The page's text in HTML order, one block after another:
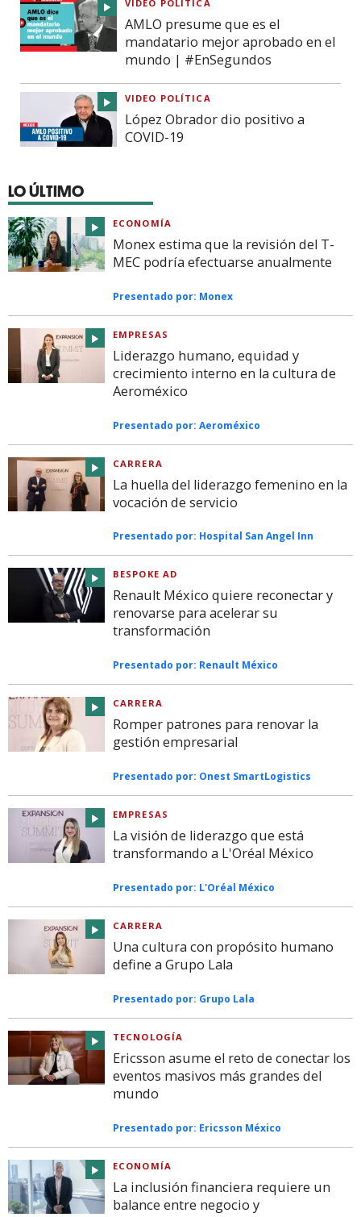
VIDEO POLÍTICA
AMLO presume que es el
mandatario mejor aprobado en el
mundo | #EnSegundos
VIDEO POLÍTICA
López Obrador dio positivo a
COVID-19
LO ÚLTIMO
ECONOMÍA
Monex estima que la revisión del T-
MEC podría efectuarse anualmente
Presentado por: Monex
EMPRESAS
Liderazgo humano, equidad y
crecimiento interno en la cultura de
Aeroméxico
Presentado por: Aeroméxico
CARRERA
La huella del liderazgo femenino en la
vocación de servicio
Presentado por: Hospital San Angel Inn
BESPOKE AD
Renault México quiere reconectar y
renovarse para acelerar su
transformación
Presentado por: Renault México
CARRERA
Romper patrones para renovar la
gestión empresarial
Presentado por: Onest SmartLogistics
EMPRESAS
La visión de liderazgo que está
transformando a L'Oréal México
Presentado por: L'Oréal México
CARRERA
Una cultura con propósito humano
define a Grupo Lala
Presentado por: Grupo Lala
TECNOLOGÍA
Ericsson asume el reto de conectar los
eventos masivos más grandes del
mundo
Presentado por: Ericsson México
ECONOMÍA
La inclusión financiera requiere un
balance entre negocio y